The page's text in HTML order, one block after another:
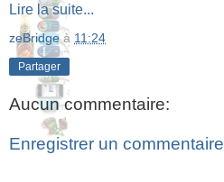
Lire la suite...
zeBridge à 11:24
Partager
Aucun commentaire:
Enregistrer un commentaire